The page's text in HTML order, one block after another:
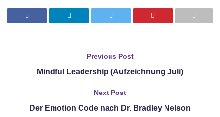
Previous Post
Mindful Leadership (Aufzeichnung Juli)
Next Post
Der Emotion Code nach Dr. Bradley Nelson